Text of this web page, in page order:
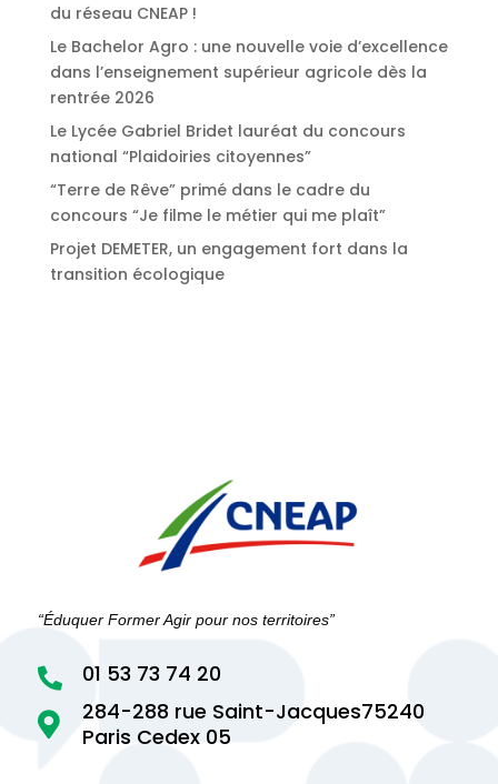
du réseau CNEAP !
Le Bachelor Agro : une nouvelle voie d’excellence
dans l’enseignement supérieur agricole dès la
rentrée 2026
Le Lycée Gabriel Bridet lauréat du concours
national “Plaidoiries citoyennes”
“Terre de Rêve” primé dans le cadre du
concours “Je filme le métier qui me plaît”
Projet DEMETER, un engagement fort dans la
transition écologique
“Éduquer Former Agir pour nos territoires”


284-288 rue Saint-Jacques75240
Paris Cedex 05
01 53 73 74 20